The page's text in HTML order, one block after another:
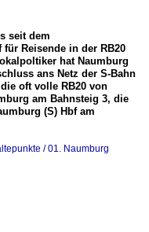
GmbH
seit dem
Reisende in der RB20
hat Naumburg
ans Netz der S-Bahn
oft volle RB20 von
am Bahnsteig 3, die
(S) Hbf am
/ 01. Naumburg